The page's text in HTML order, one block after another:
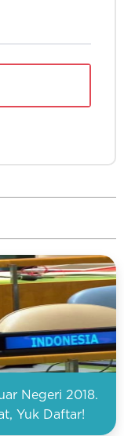
Negeri 2018.
Yuk Daftar!